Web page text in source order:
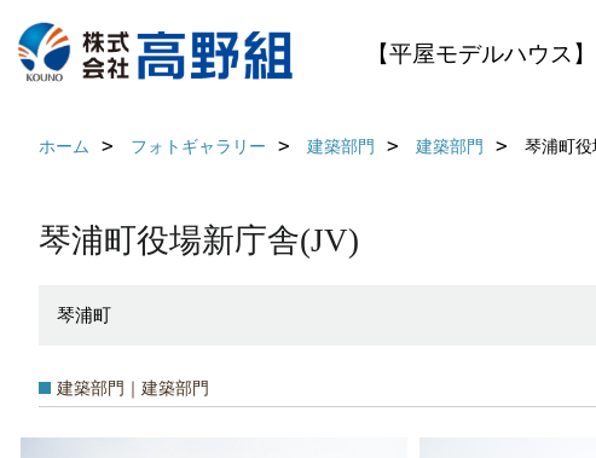
【平屋モデルハウス
ホーム フォトギャラリー 建築部門 建築部門 琴浦町
琴浦町役場新庁舎(JV)
琴浦町
建築部門｜建築部門